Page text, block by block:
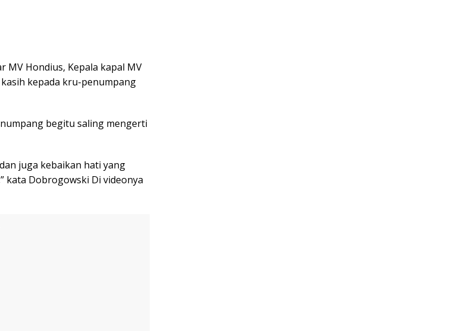
MV Hondius, Kepala kapal MV
kepada kru-penumpang
begitu saling mengerti
juga kebaikan hati yang
kata Dobrogowski Di videonya